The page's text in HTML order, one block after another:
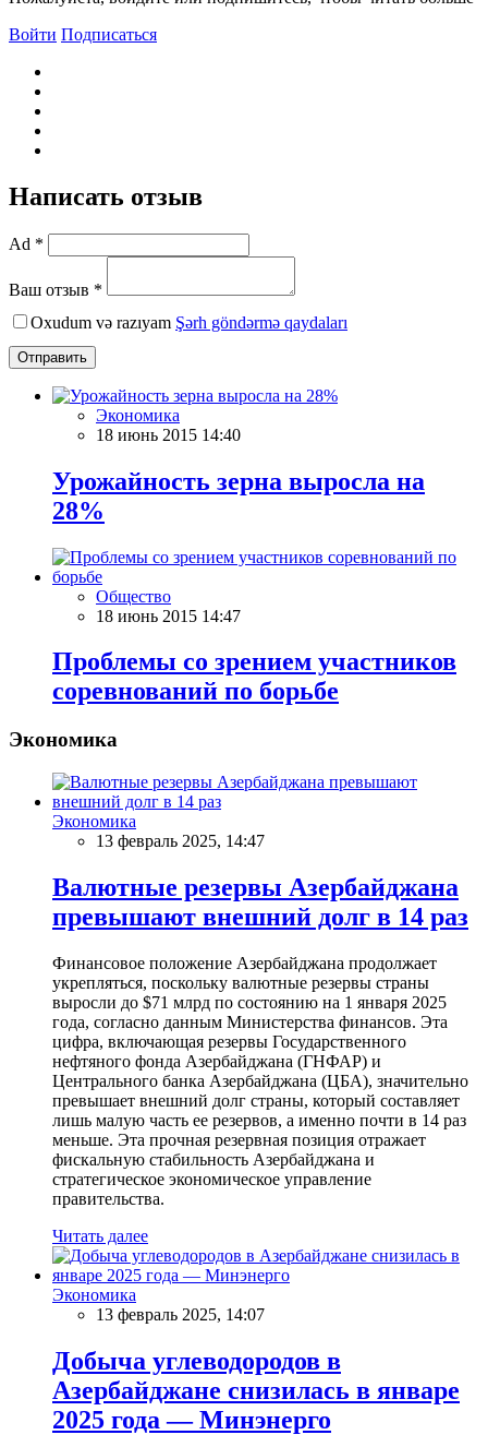
Войти Подписаться
Написать отзыв
Ad *
Ваш отзыв *
Oxudum və razıyam Şərh göndərmə qaydaları
Отправить
Экономика
18 июнь 2015 14:40
Урожайность зерна выросла на
28%
Общество
18 июнь 2015 14:47
Проблемы со зрением участников
соревнований по борьбе
Экономика
Экономика
13 февраль 2025, 14:47
Валютные резервы Азербайджана
превышают внешний долг в 14 раз
Финансовое положение Азербайджана продолжает
укрепляться, поскольку валютные резервы страны
выросли до $71 млрд по состоянию на 1 января 2025
года, согласно данным Министерства финансов. Эта
цифра, включающая резервы Государственного
нефтяного фонда Азербайджана (ГНФАР) и
Центрального банка Азербайджана (ЦБА), значительно
превышает внешний долг страны, который составляет
лишь малую часть ее резервов, а именно почти в 14 раз
меньше. Эта прочная резервная позиция отражает
фискальную стабильность Азербайджана и
стратегическое экономическое управление
правительства.
Читать далее
Экономика
13 февраль 2025, 14:07
Добыча углеводородов в
Азербайджане снизилась в январе
2025 года — Минэнерго